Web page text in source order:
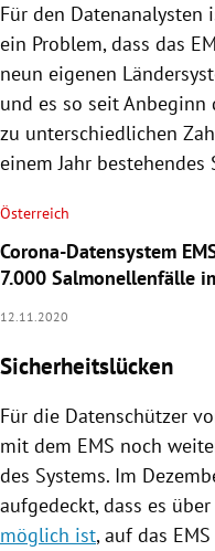
Für den
ein Problem, dass das
neun eigenen
und es so seit
zu unterschiedlichen
einem Jahr
Österreich
Corona-Datensystem
7.000 Salmonellenfälle
12.11.2020
Sicherheitslücken
Für die Datenschützer
mit dem EMS noch
des Systems. Im
aufgedeckt, dass es über
möglich ist, auf das